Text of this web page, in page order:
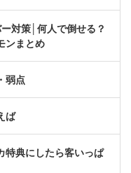
対策│何人で倒せる？
ンまとめ
弱点
ば
特典にしたら客いっぱ